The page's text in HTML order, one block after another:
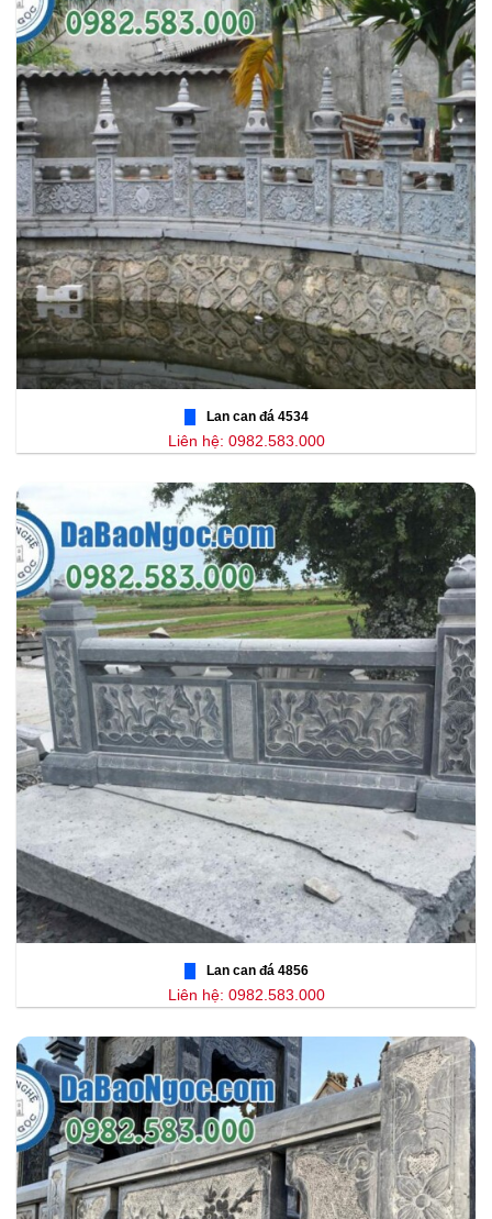
Lan can đá 4534
Liên hệ: 0982.583.000
Lan can đá 4856
Liên hệ: 0982.583.000